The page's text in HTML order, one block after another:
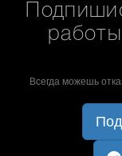
Всегда можешь